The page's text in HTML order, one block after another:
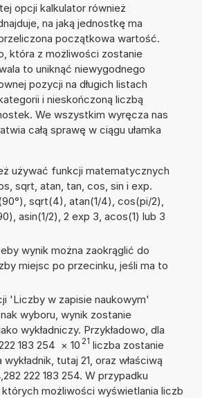
opcji kalkulator również
na jaką jednostkę ma
początkowa wartość.
która z możliwości zostanie
to uniknąć niewygodnego
pozycji na długich listach
i nieskończoną liczbą
We wszystkim wyręcza nas
całą sprawę w ciągu ułamka
używać funkcji matematycznych
sqrt, atan, tan, cos, sin i exp.
sqrt(4), atan(1/4), cos(pi/2),
asin(1/2), 2 exp 3, acos(1) lub 3
wynik można zaokrąglić do
miejsc po przecinku, jeśli ma to
'Liczby w zapisie naukowym'
wyboru, wynik zostanie
wykładniczy. Przykładowo, dla
183 254 × 10 21 liczba zostanie
tutaj 21, oraz właściwą
222 183 254. W przypadku
których możliwości wyświetlania liczb